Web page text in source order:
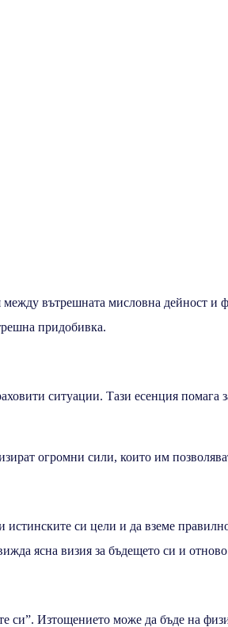
вътрешната мисловна дейност и
придобивка.
ситуации. Тази есенция помага
огромни сили, които им
си цели и да вземе
ясна визия за бъдещето си и
си”. Изтощението може да бъде на